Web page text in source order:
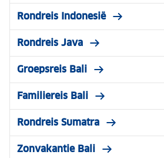
Rondreis Indonesië
Rondreis Java
Groepsreis Bali
Familiereis Bali
Rondreis Sumatra
Zonvakantie Bali